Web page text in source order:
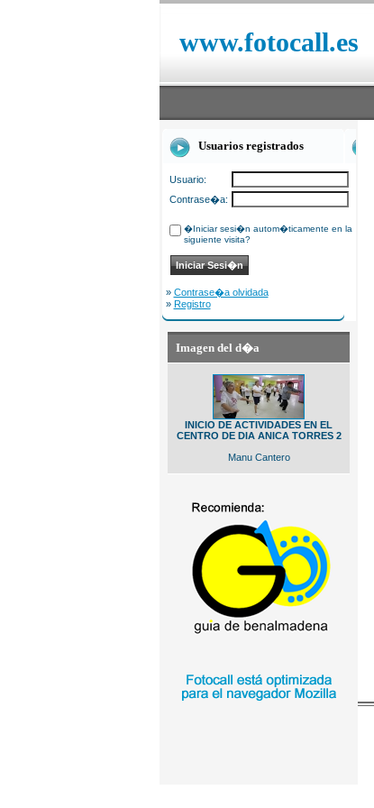
www.fotocall.es
Usuarios registrados
Usuario:
Contrase�a:
�Iniciar sesi�n autom�ticamente en la
siguiente visita?
» Contrase�a olvidada
» Registro
Imagen del d�a
INICIO DE ACTIVIDADES EN EL
CENTRO DE DIA ANICA TORRES 2
Manu Cantero